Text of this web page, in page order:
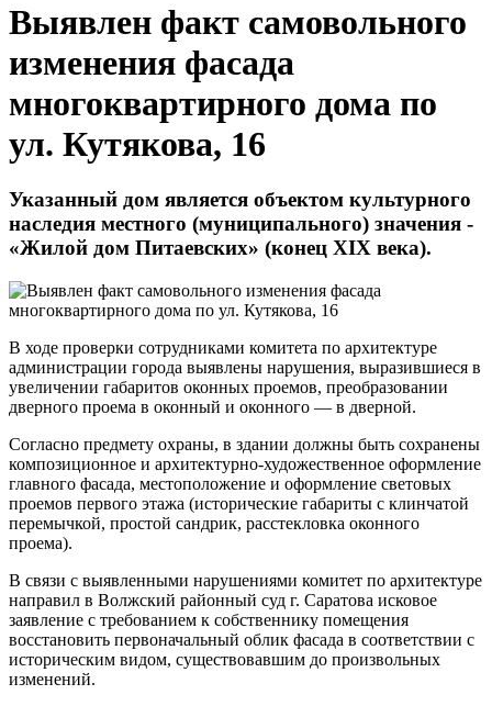
Выявлен факт самовольного
изменения фасада
многоквартирного дома по
ул. Кутякова, 16
Указанный дом является объектом культурного
наследия местного (муниципального) значения -
«Жилой дом Питаевских» (конец XIX века).
В ходе проверки сотрудниками комитета по архитектуре
администрации города выявлены нарушения, выразившиеся в
увеличении габаритов оконных проемов, преобразовании
дверного проема в оконный и оконного — в дверной.
Согласно предмету охраны, в здании должны быть сохранены
композиционное и архитектурно-художественное оформление
главного фасада, местоположение и оформление световых
проемов первого этажа (исторические габариты с клинчатой
перемычкой, простой сандрик, расстекловка оконного
проема).
В связи с выявленными нарушениями комитет по архитектуре
направил в Волжский районный суд г. Саратова исковое
заявление с требованием к собственнику помещения
восстановить первоначальный облик фасада в соответствии с
историческим видом, существовавшим до произвольных
изменений.